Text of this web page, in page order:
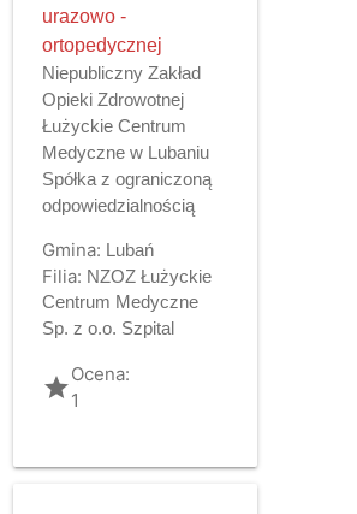
urazowo -
ortopedycznej
Niepubliczny Zakład
Opieki Zdrowotnej
Łużyckie Centrum
Medyczne w Lubaniu
Spółka z ograniczoną
odpowiedzialnością
Gmina: Lubań
Filia: NZOZ Łużyckie
Centrum Medyczne
Sp. z o.o. Szpital
gradeOcena:
1